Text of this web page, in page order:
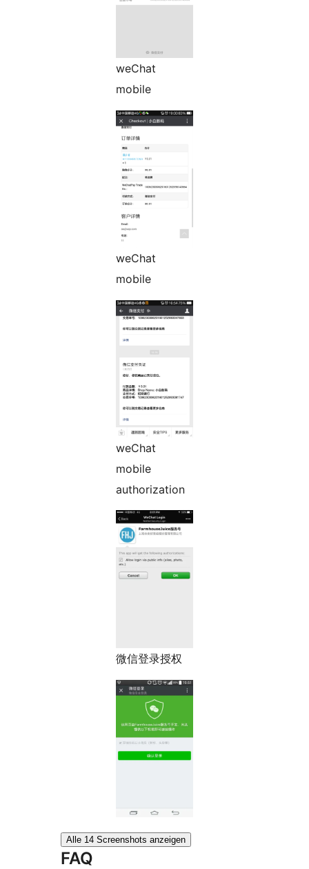
weChat
mobile
weChat
mobile
weChat
mobile
authorization
微信登录授权
Alle 14 Screenshots anzeigen
FAQ